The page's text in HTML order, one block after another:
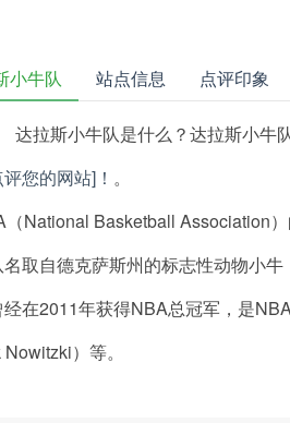
小牛队 站点信息 点评印象
达拉斯小牛队是什么？达拉斯小牛
您的网站]！ 。
（National Basketball Association
取自德克萨斯州的标志性动物小
在2011年获得NBA总冠军，是
Nowitzki）等。